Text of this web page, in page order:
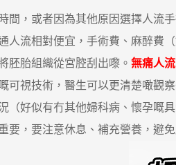
，或者因為其他原因選擇人流手
人流相對便宜，手術費、麻醉費
胚胎組織從宮腔刮出嚟。 無痛人流
可視技術，醫生可以更清楚噉觀
（好似有冇其他婦科病、懷孕嘅
要，要注意休息、補充營養，避